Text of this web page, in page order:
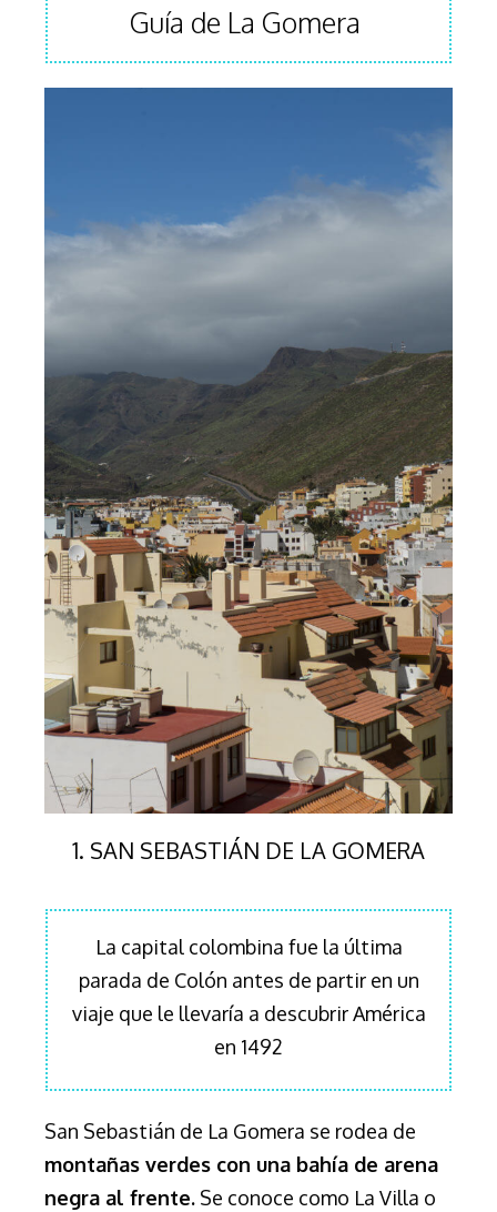
Guía de La Gomera
1. SAN SEBASTIÁN DE LA GOMERA
La capital colombina fue la última
parada de Colón antes de partir en un
viaje que le llevaría a descubrir América
en 1492
San Sebastián de La Gomera se rodea de
montañas verdes con una bahía de arena
negra al frente. Se conoce como La Villa o